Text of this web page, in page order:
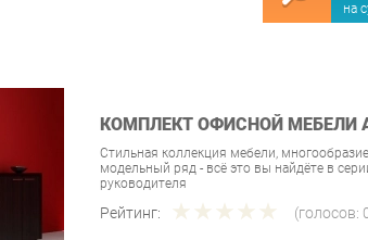
на
КОМПЛЕКТ ОФИСНОЙ МЕБЕЛИ
Стильная коллекция мебели,
модельный ряд - всё это вы найдёте в
руководителя
Рейтинг: (голосов: